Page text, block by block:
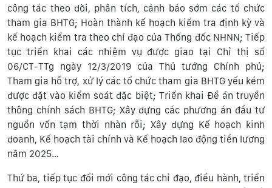
công tác theo dõi, phân tích, cảnh báo sớm các tổ chức
tham gia BHTG; Hoàn thành kế hoạch kiểm tra định kỳ và
kế hoạch kiểm tra theo chỉ đạo của Thống đốc NHNN; Tiếp
tục triển khai các nhiệm vụ được giao tại Chỉ thị số
06/CT-TTg ngày 12/3/2019 của Thủ tướng Chính phủ;
Tham gia hỗ trợ, xử lý các tổ chức tham gia BHTG yếu kém
được đặt vào kiểm soát đặc biệt; Triển khai Đề án truyền
thông chính sách BHTG; Xây dựng các phương án đầu tư
nguồn vốn tạm thời nhàn rỗi; Xây dựng Kế hoạch kinh
doanh, Kế hoạch tài chính và Kế hoạch lao động tiền lương
năm 2025…
Thứ ba, tiếp tục đổi mới công tác chỉ đạo, điều hành, triển